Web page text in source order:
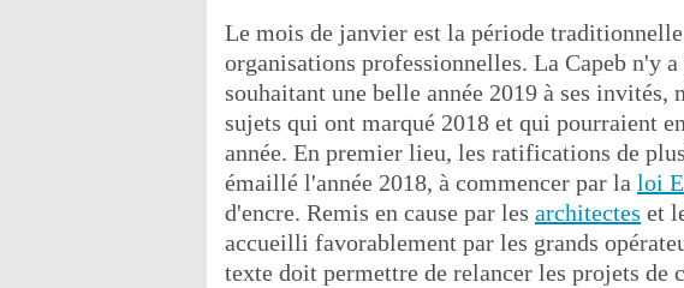
Le mois de janvier est la période
organisations professionnelles. La Capeb n'y
souhaitant une belle année 2019 à ses invités,
sujets qui ont marqué 2018 et qui pourraient
année. En premier lieu, les ratifications de
émaillé l'année 2018, à commencer par la loi
d'encre. Remis en cause par les architectes et
accueilli favorablement par les grands
texte doit permettre de relancer les projets